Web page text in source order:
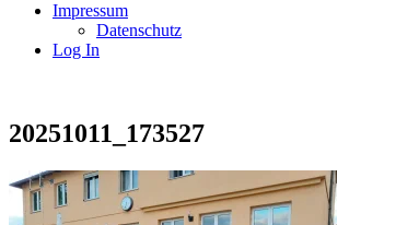
Impressum
Datenschutz
Log In
20251011_173527